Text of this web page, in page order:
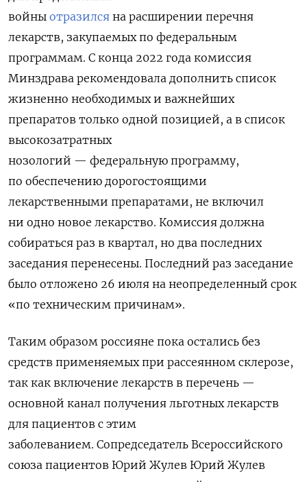
войны отразился на расширении перечня
лекарств, закупаемых по федеральным
программам. С конца 2022 года комиссия
Минздрава рекомендовала дополнить список
жизненно необходимых и важнейших
препаратов только одной позицией, а в список
высокозатратных
нозологий — федеральную программу,
по обеспечению дорогостоящими
лекарственными препаратами, не включил
ни одно новое лекарство. Комиссия должна
собираться раз в квартал, но два последних
заседания перенесены. Последний раз заседание
было отложено 26 июля на неопределенный срок
«по техническим причинам».
Таким образом россияне пока остались без
средств применяемых при рассеянном склерозе,
так как включение лекарств в перечень —
основной канал получения льготных лекарств
для пациентов с этим
заболеванием. Сопредседатель Всероссийского
союза пациентов Юрий Жулев Юрий Жулев